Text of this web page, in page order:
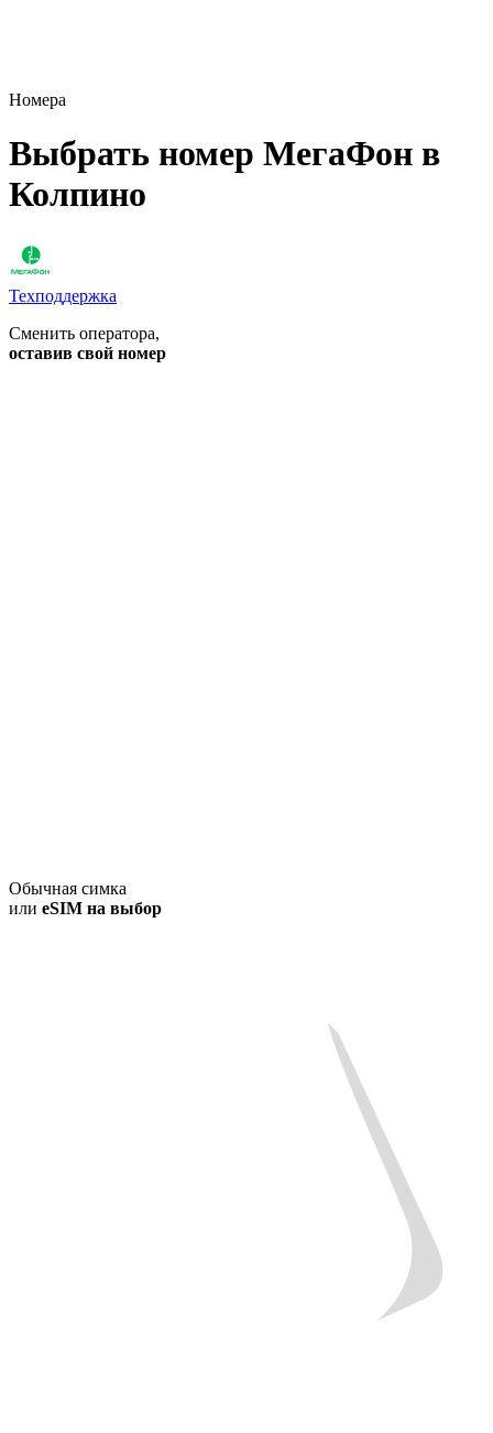
Номера
Выбрать номер МегаФон в
Колпино
Техподдержка
Сменить оператора,
оставив свой номер
Обычная симка
или eSIM на выбор